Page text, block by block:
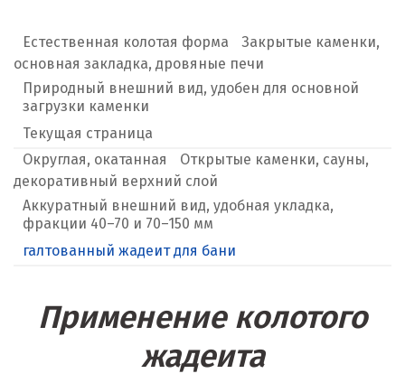
Естественная колотая форма
Закрытые каменки,
основная закладка, дровяные печи
Природный внешний вид, удобен для основной
загрузки каменки
Текущая страница
Округлая, окатанная
Открытые каменки, сауны,
декоративный верхний слой
Аккуратный внешний вид, удобная укладка,
фракции 40–70 и 70–150 мм
галтованный жадеит для бани
Применение колотого
жадеита